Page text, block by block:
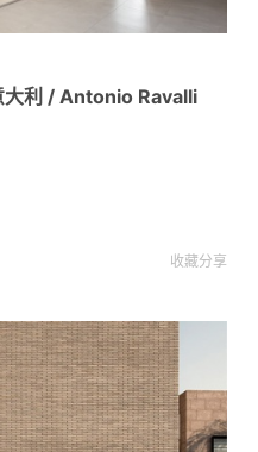
利 / Antonio Ravalli
收藏分享